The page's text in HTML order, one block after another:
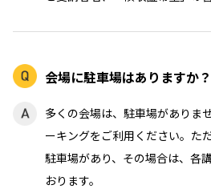
会場に駐車場はありますか？
多くの会場は、駐車場がありま
ーキングをご利用ください。た
駐車場があり、その場合は、各
おります。